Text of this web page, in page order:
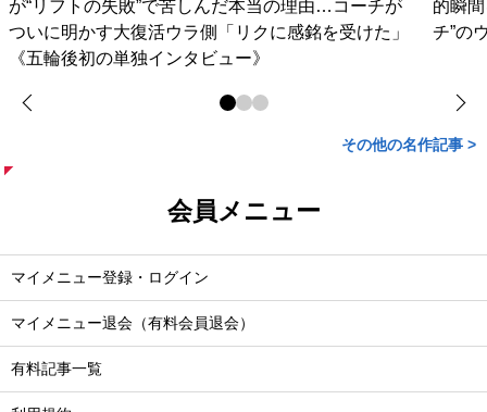
が“リフトの失敗”で苦しんだ本当の理由…コーチが
ついに明かす大復活ウラ側「リクに感銘を受けた」
《五輪後初の単独インタビュー》
的瞬
チ”の
その他の名作記事 >
会員メニュー
マイメニュー登録・ログイン
マイメニュー退会（有料会員退会）
有料記事一覧